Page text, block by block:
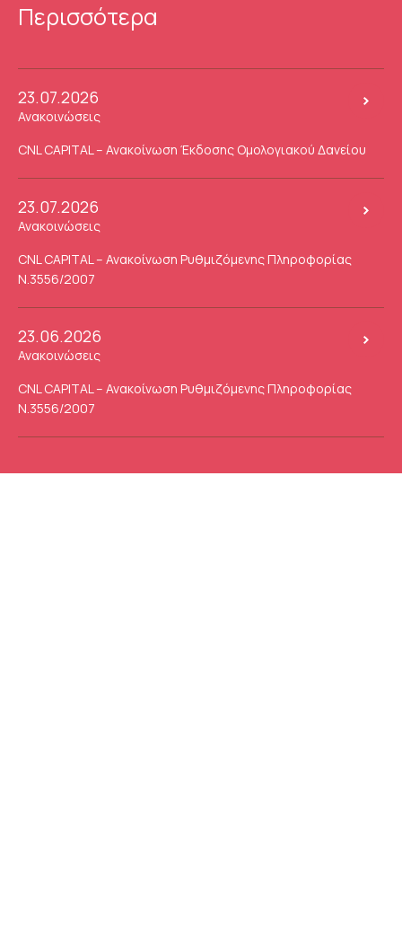
Περισσότερα
23.07.2026
Ανακοινώσεις
CNL CAPITAL – Ανακοίνωση Έκδοσης Ομολογιακού Δανείου
23.07.2026
Ανακοινώσεις
CNL CAPITAL – Ανακοίνωση Ρυθμιζόμενης Πληροφορίας
Ν.3556/2007
23.06.2026
Ανακοινώσεις
CNL CAPITAL – Ανακοίνωση Ρυθμιζόμενης Πληροφορίας
Ν.3556/2007